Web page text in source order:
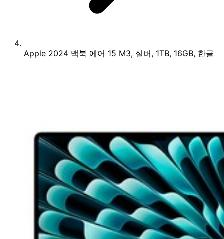
Apple 2024 맥북 에어 15 M3, 실버, 1TB, 16GB, 한글